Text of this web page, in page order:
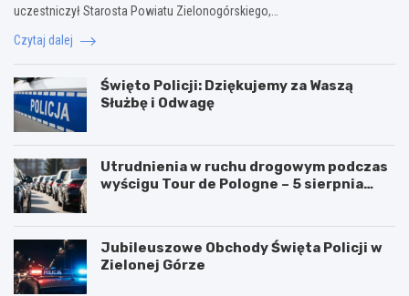
uczestniczył Starosta Powiatu Zielonogórskiego,…
Czytaj dalej
Święto Policji: Dziękujemy za Waszą
Służbę i Odwagę
Utrudnienia w ruchu drogowym podczas
wyścigu Tour de Pologne – 5 sierpnia
Jubileuszowe Obchody Święta Policji w
Zielonej Górze